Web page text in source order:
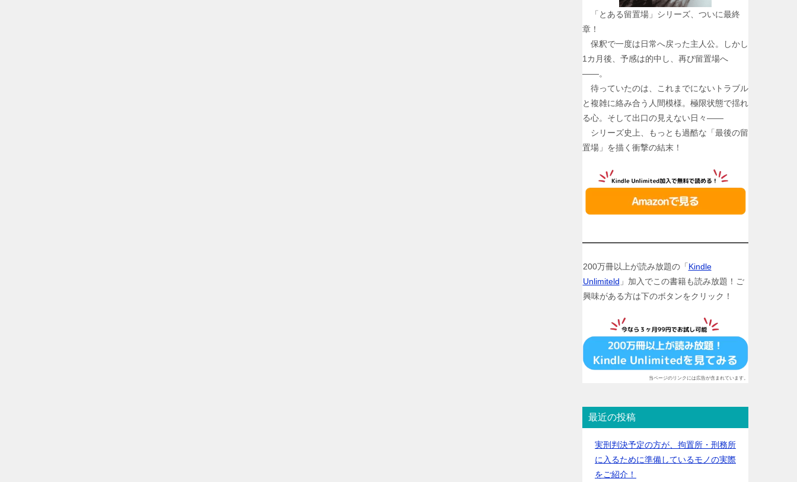
「とある留置場」シリーズ、ついに最終
章！
保釈で一度は日常へ戻った主人公。しかし
1カ月後、予感は的中し、再び留置場へ
――。
待っていたのは、これまでにないトラブル
と複雑に絡み合う人間模様。極限状態で揺れ
る心。そして出口の見えない日々――
シリーズ史上、もっとも過酷な「最後の留
置場」を描く衝撃の結末！
200万冊以上が読み放題の「Kindle
Unlimiteld 」加入でこの書籍も読み放題！ご
興味がある方は下のボタンをクリック！
当ページのリンクには広告が含まれています。
最近の投稿
実刑判決予定の方が、拘置所・刑務所
に入るために準備しているモノの実際
をご紹介！